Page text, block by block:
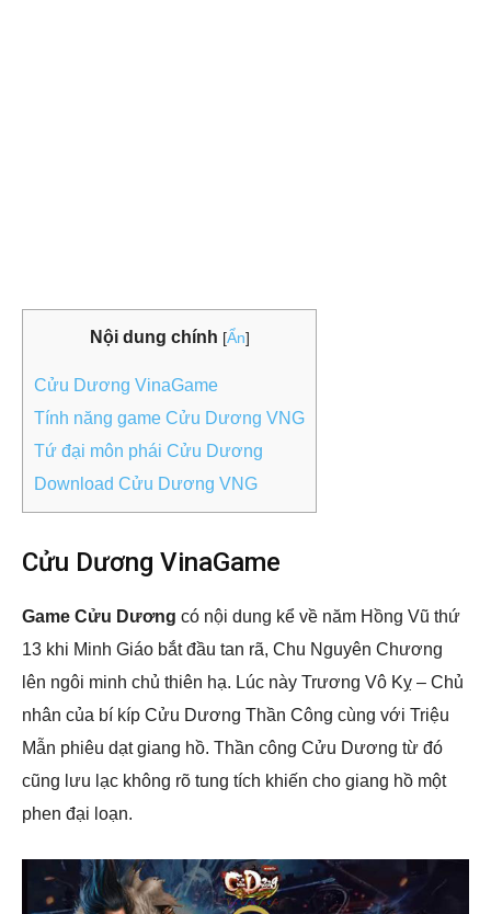
Nội dung chính [Ẩn]
Cửu Dương VinaGame
Tính năng game Cửu Dương VNG
Tứ đại môn phái Cửu Dương
Download Cửu Dương VNG
Cửu Dương VinaGame
Game Cửu Dương có nội dung kể về năm Hồng Vũ thứ
13 khi Minh Giáo bắt đầu tan rã, Chu Nguyên Chương
lên ngôi minh chủ thiên hạ. Lúc này Trương Vô Kỵ – Chủ
nhân của bí kíp Cửu Dương Thần Công cùng với Triệu
Mẫn phiêu dạt giang hồ. Thần công Cửu Dương từ đó
cũng lưu lạc không rõ tung tích khiến cho giang hồ một
phen đại loạn.